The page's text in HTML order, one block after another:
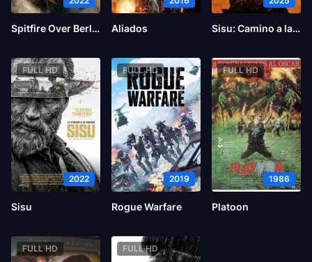
Spitfire Over Berlin Aliados Sisu: Camino a la venganza
FULL HD
2022
Sisu
FULL HD
2019
Rogue Warfare
FULL HD
1986
Platoon
FULL HD FULL HD